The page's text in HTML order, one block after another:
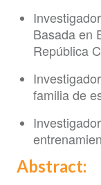
Basada en
República
familia de
Abstract: